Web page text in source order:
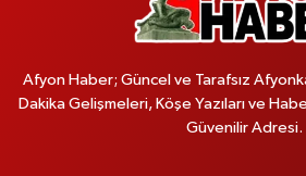
Afyon Haber; Güncel ve Tarafsız
Dakika Gelişmeleri, Köşe Yazıları ve
Güvenilir Adresi.